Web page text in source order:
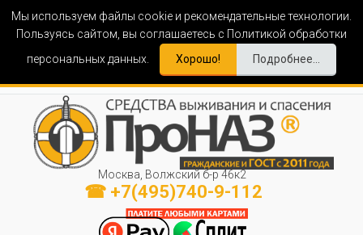
Мы используем файлы cookie и рекомендательные технологии.
Пользуясь сайтом, вы соглашаетесь с Политикой обработки
персональных данных.
Хорошо! Подробнее...
Москва, Волжский б-р 46к2
☎ +7(495)740-9-112